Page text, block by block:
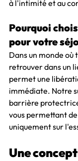
à l'intimité et au
Pourquoi
pour votre
Dans un monde où
retrouver dans un
permet une
immédiate. Notre
barrière
vous permettant
uniquement sur
Une